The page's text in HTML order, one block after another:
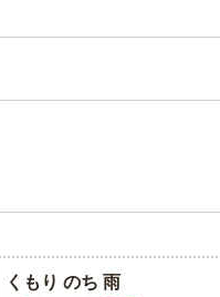
くもり のち 雨